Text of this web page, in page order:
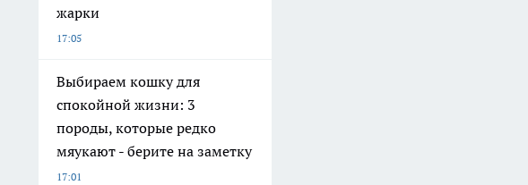
жарки
17:05
Выбираем кошку для
спокойной жизни: 3
породы, которые редко
мяукают - берите на заметку
17:01